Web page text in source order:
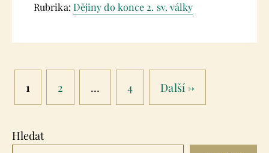
Rubrika: Dějiny do konce 2. sv. války
Stránka
1 Stránka
2 … Stránka
4 Další →
Hledat